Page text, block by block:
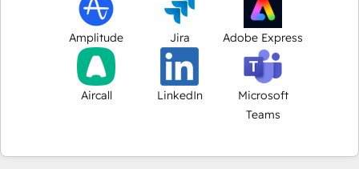
Amplitude Jira Adobe Express
Aircall LinkedIn
Microsoft
Teams